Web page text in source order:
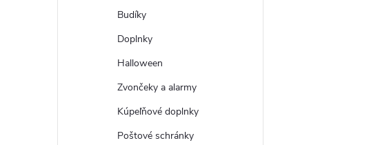
Budíky
Doplnky
Halloween
Zvončeky a alarmy
Kúpeľňové doplnky
Poštové schránky